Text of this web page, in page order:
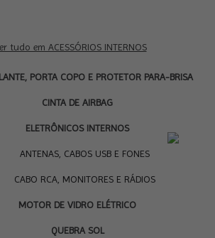
tudo em ACESSÓRIOS INTERNOS
PORTA COPO E PROTETOR PARA-BRISA
CINTA DE AIRBAG
ELETRÔNICOS INTERNOS
ANTENAS, CABOS USB E FONES
CABO RCA, MONITORES E RÁDIOS
MOTOR DE VIDRO ELÉTRICO
QUEBRA SOL